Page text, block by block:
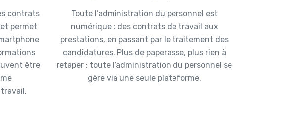
contrats
permet
être
Toute l’administration du personnel est
numérique : des contrats de travail aux
prestations, en passant par le traitement des
candidatures. Plus de paperasse, plus rien à
retaper : toute l’administration du personnel se
gère via une seule plateforme.